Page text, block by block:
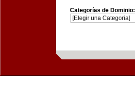
Categorías de Dominio: